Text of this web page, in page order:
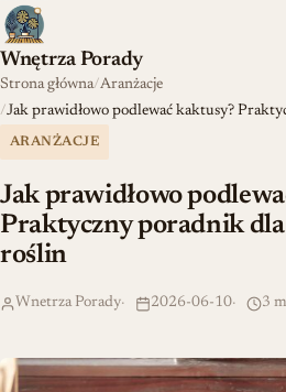
Wnętrza Porady
Strona główna Aranżacje
Jak prawidłowo podlewać kaktusy?
ARANŻACJE
Jak prawidłowo
Praktyczny poradnik
roślin
Wnetrza Porady 2026-06-10 3